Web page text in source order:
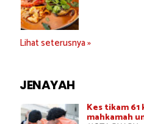
Lihat seterusnya »
JENAYAH
Kes tikam
mahkamah